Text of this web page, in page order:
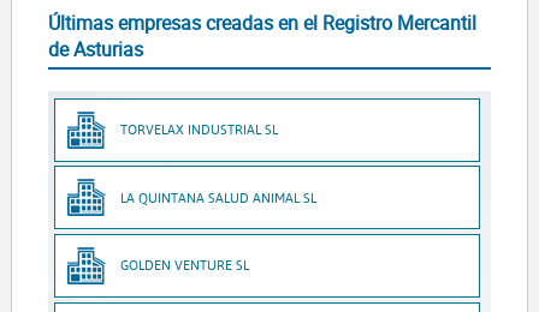
Últimas empresas creadas en el Registro Mercantil
de Asturias
TORVELAX INDUSTRIAL SL
LA QUINTANA SALUD ANIMAL SL
GOLDEN VENTURE SL